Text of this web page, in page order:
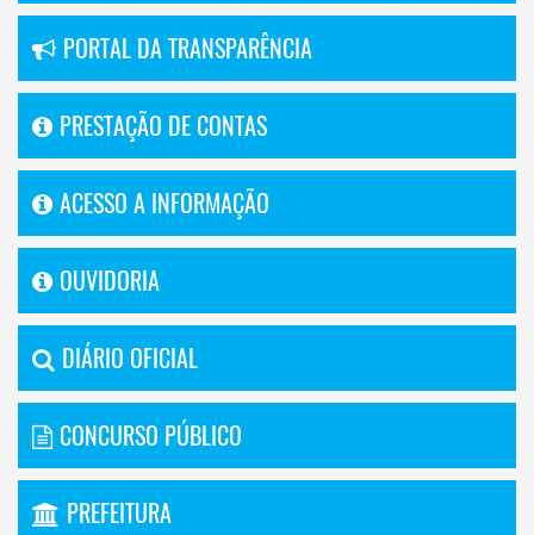
PORTAL DA TRANSPARÊNCIA
PRESTAÇÃO DE CONTAS
ACESSO A INFORMAÇÃO
OUVIDORIA
DIÁRIO OFICIAL
CONCURSO PÚBLICO
PREFEITURA